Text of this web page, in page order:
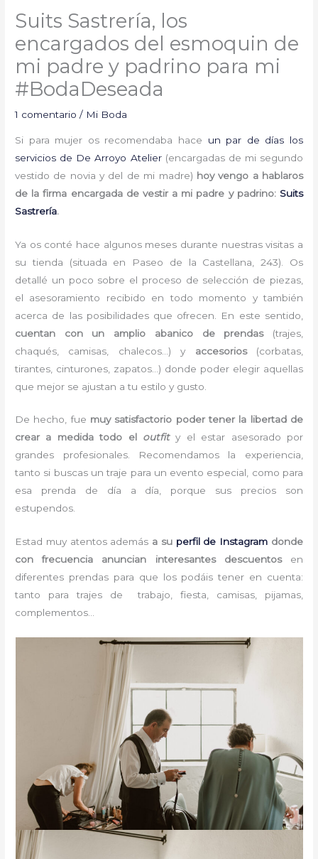
Suits Sastrería, los
encargados del esmoquin de
mi padre y padrino para mi
#BodaDeseada
1 comentario / Mi Boda
Si para mujer os recomendaba hace un par de días los
servicios de De Arroyo Atelier(encargadas de mi segundo
vestido de novia y del de mi madre) hoy vengo a hablaros
de la firma encargada de vestir a mi padre y padrino: Suits
Sastrería.
Ya os conté hace algunos meses durante nuestras visitas a
su tienda (situada en Paseo de la Castellana, 243). Os
detallé un poco sobre el proceso de selección de piezas,
el asesoramiento recibido en todo momento y también
acerca de las posibilidades que ofrecen. En este sentido,
cuentan con un amplio abanico de prendas (trajes,
chaqués, camisas, chalecos…) y accesorios (corbatas,
tirantes, cinturones, zapatos…) donde poder elegir aquellas
que mejor se ajustan a tu estilo y gusto.
De hecho, fue muy satisfactorio poder tener la libertad de
crear a medida todo el outfity el estar asesorado por
grandes profesionales. Recomendamos la experiencia,
tanto si buscas un traje para un evento especial, como para
esa prenda de día a día, porque sus precios son
estupendos.
Estad muy atentos además a su perfil de Instagram donde
con frecuencia anuncian interesantes descuentos en
diferentes prendas para que los podáis tener en cuenta:
tanto para trajes de trabajo, fiesta, camisas, pijamas,
complementos…